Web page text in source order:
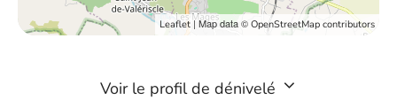
Leaflet| Map data © OpenStreetMap contributors
Voir le profil de dénivelé